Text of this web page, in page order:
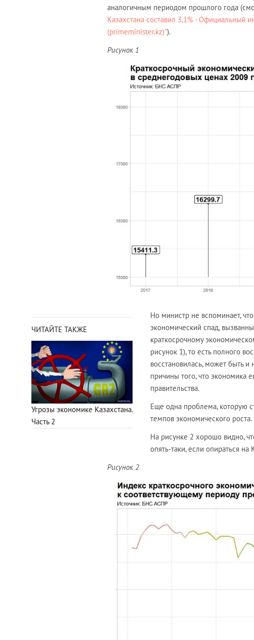
аналогичным периодом прошлого года
Казахстана составил 3,1% - Официальный
(primeminister.kz)").
Рисунок 1
ЧИТАЙТЕ ТАКЖЕ
Угрозы экономике Казахстана.
Часть 2
Но министр не вспоминает,
экономический спад,
краткосрочному
рисунок 1), то есть полного
восстановилась, может быть
причины того, что экономика
правительства.
Еще одна проблема, которую
темпов экономического роста.
На рисунке 2 хорошо видно,
опять-таки, если опираться
Рисунок 2